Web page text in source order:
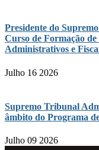
Presidente do
Curso de Formação
Administrativos e
Julho 16 2026
Supremo Tribunal
âmbito do Programa
Julho 09 2026